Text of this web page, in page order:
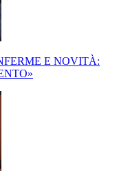
E NOVITÀ: